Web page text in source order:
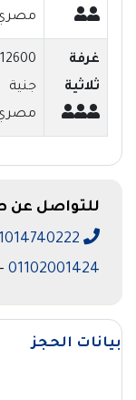
غرفة
ثلاثية
12600
جنية
للتواصل عن
01102001424
-
بيانات الحجز